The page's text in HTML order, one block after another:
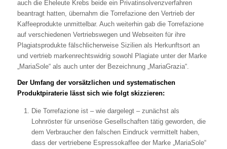
auch die Eheleute Krebs beide ein Privatinsolvenzverfahren
beantragt hatten, übernahm die Torrefazione den Vertrieb der
Kaffeeprodukte unmittelbar. Auch weiterhin gab die Torrefazione
auf verschiedenen Vertriebswegen und Webseiten für ihre
Plagiatsprodukte fälschlicherweise Sizilien als Herkunftsort an
und vertrieb markenrechtswidrig sowohl Plagiate unter der Marke
„MariaSole“ als auch unter der Bezeichnung „MariaGrazia“.
Der Umfang der vorsätzlichen und systematischen
Produktpiraterie lässt sich wie folgt skizzieren:
Die Torrefazione ist – wie dargelegt – zunächst als
Lohnröster für unseriöse Gesellschaften tätig geworden, die
dem Verbraucher den falschen Eindruck vermittelt haben,
dass der vertriebene Espressokaffee der Marke „MariaSole“